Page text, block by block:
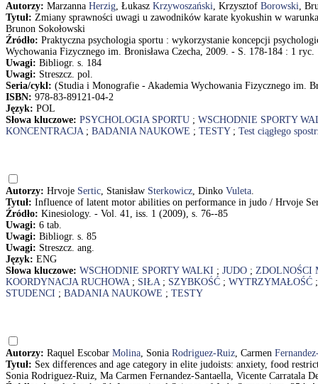
Autorzy: Marzanna Herzig, Łukasz Krzywoszański, Krzysztof Borowski,
Tytuł: Zmiany sprawności uwagi u zawodników karate kyokushin w
Brunon Sokołowski
Źródło: Praktyczna psychologia sportu : wykorzystanie koncepcji
Wychowania Fizycznego im. Bronisława Czecha, 2009. - S. 178-184 : 1 ryc.
Uwagi: Bibliogr. s. 184
Uwagi: Streszcz. pol.
Seria/cykl: (Studia i Monografie - Akademia Wychowania Fizycznego im.
ISBN: 978-83-89121-04-2
Język: POL
Słowa kluczowe: PSYCHOLOGIA SPORTU ; WSCHODNIE SPORTY
KONCENTRACJA; BADANIA NAUKOWE ; TESTY; Test ciągłego
Autorzy: Hrvoje Sertic, Stanisław Sterkowicz, Dinko Vuleta.
Tytuł: Influence of latent motor abilities on performance in judo / Hrvoje
Źródło: Kinesiology. - Vol. 41, iss. 1 (2009), s. 76--85
Uwagi: 6 tab.
Uwagi: Bibliogr. s. 85
Uwagi: Streszcz. ang.
Język: ENG
Słowa kluczowe: WSCHODNIE SPORTY WALKI ; JUDO ; ZDOLNOŚCI
KOORDYNACJA RUCHOWA; SIŁA; SZYBKOŚĆ ; WYTRZYMAŁOŚĆ
STUDENCI ; BADANIA NAUKOWE ; TESTY
Autorzy: Raquel Escobar Molina, Sonia Rodriguez-Ruiz, Carmen
Tytuł: Sex differences and age category in elite judoists: anxiety, food
Sonia Rodriguez-Ruiz, Ma Carmen Fernandez-Santaella, Vicente Carratala